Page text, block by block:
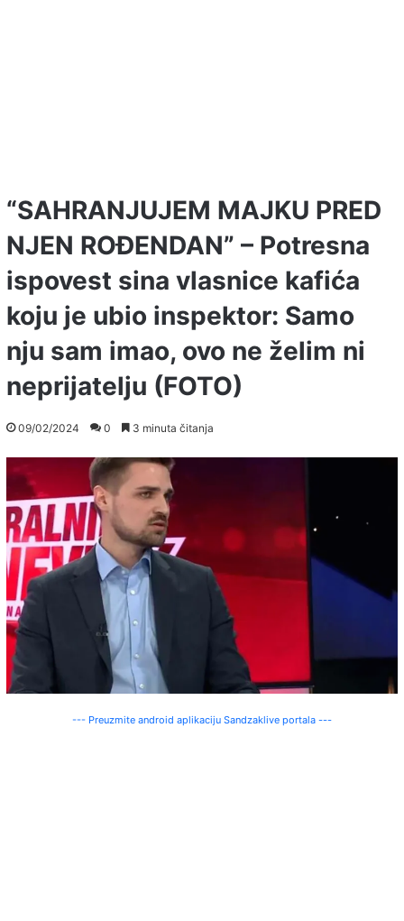
“SAHRANJUJEM MAJKU PRED
NJEN ROĐENDAN” – Potresna
ispovest sina vlasnice kafića
koju je ubio inspektor: Samo
nju sam imao, ovo ne želim ni
neprijatelju (FOTO)
09/02/2024 0 3 minuta čitanja
--- Preuzmite android aplikaciju Sandzaklive portala ---